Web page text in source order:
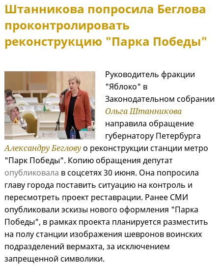
Штанникова попросила Беглова
проконтролировать
реконструкцию "Парка Победы"
Руководитель фракции
"Яблоко" в
Законодательном собрании
Ольга Штанникова
направила обращение
губернатору Петербурга
Александру Беглову о реконструкции станции метро
"Парк Победы". Копию обращения депутат
опубликовала в соцсетях 30 июня. Она попросила
главу города поставить ситуацию на контроль и
пересмотреть проект реставрации. Ранее СМИ
опубликовали эскизы нового оформления "Парка
Победы", в рамках проекта планируется разместить
на полу станции изображения шевронов воинских
подразделений вермахта, за исключением
запрещенной символики.